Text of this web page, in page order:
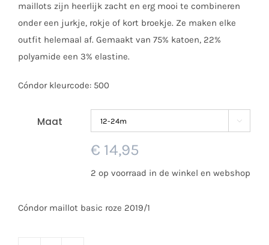
maillots zijn heerlijk zacht en erg mooi te combineren
onder een jurkje, rokje of kort broekje. Ze maken elke
outfit helemaal af. Gemaakt van 75% katoen, 22%
polyamide een 3% elastine.
Cóndor kleurcode: 500
Maat 
€ 14,95
2 op voorraad in de winkel en webshop
Cóndor maillot basic roze 2019/1